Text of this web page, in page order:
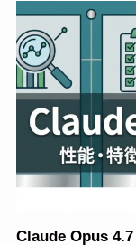
Claude Opus